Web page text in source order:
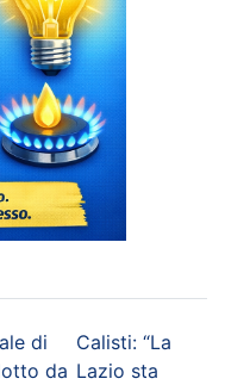
di
da
Calisti: “La
Lazio sta